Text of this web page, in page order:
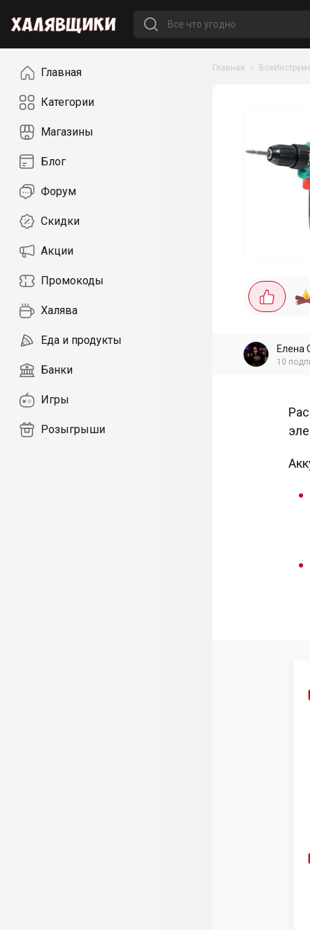
НавигацияГлавная
Категории
Магазины
Блог
Форум
Скидки
Акции
Промокоды
Халява
Еда и продукты
Банки
Игры
Розыгрыши
Главная
Елена
10